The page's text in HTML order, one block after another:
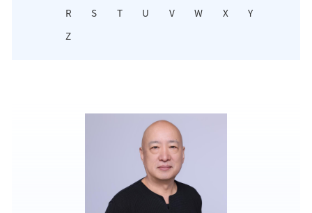
R S T U V W X Y
Z